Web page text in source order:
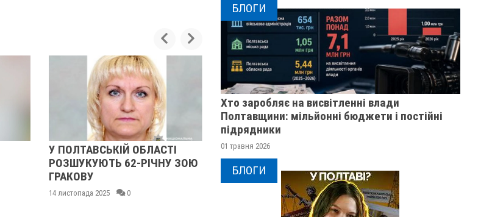
У ПОЛТАВСЬКІЙ ОБЛАСТІ
РОЗШУКУЮТЬ 62-РІЧНУ ЗОЮ
ГРАКОВУ
14 листопада 2025 0
НА КУРЩИНІ ПОЛІГ 28-
РІЧНИЙ ВОЇН ІЗ
ПОЛТАВЩИНИ ДМИТРО
13 листопада 2025 0
ГАННУ МЕРКОТАН
13 листопада 2025
БЛОГИ
Хто заробляє на висвітленні влади
Полтавщини: мільйонні бюджети і постійні
підрядники
01 травня 2026
БЛОГИ